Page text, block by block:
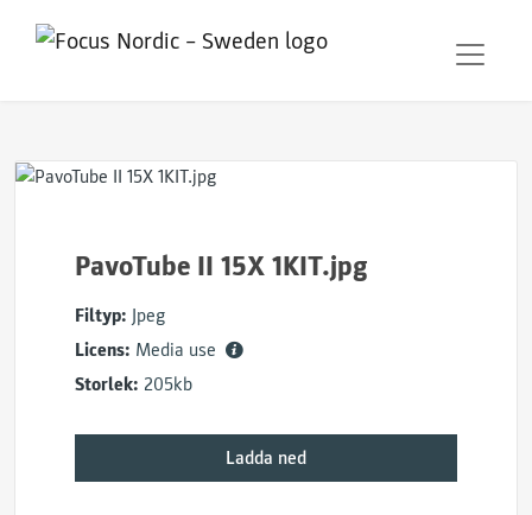
PavoTube II 15X 1KIT.jpg
Filtyp: Jpeg
Licens: Media use
Storlek: 205kb
Ladda ned